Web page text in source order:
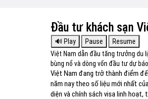
Đầu tư khách sạn
Việt Nam dẫn đầu tăng trưởng du
bùng nổ và dòng vốn đầu tư dự
Việt Nam đang trở thành điểm
năm nay theo số liệu mới nhất
diện và chính sách visa linh